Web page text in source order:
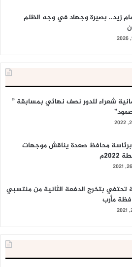
زيد.. بصيرة وجهاد في وجه الظلم
شعراء للدور نصف نهائي بمسابقة ”
برئاسة محافظ صعدة يناقش موجهات
تحتفي بتخرج الدفعة الثانية من منتسبي
مأرب